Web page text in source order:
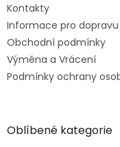
Kontakty
Informace pro
Obchodní podmínky
Výměna a Vrácení
Podmínky ochrany
Oblíbené kategorie